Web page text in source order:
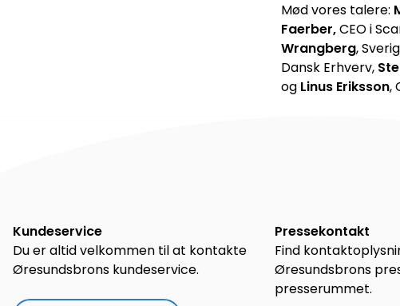
Mød vores talere:
Faerber,CEO i
Wrangberg,
Dansk Erhverv,
og Linus Eriksson,
Kundeservice
Du er altid velkommen til at kontakte
Øresundsbrons kundeservice.
Pressekontakt
Find
Øresundsbrons
presserummet.